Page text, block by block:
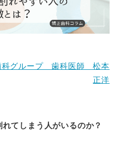
科グループ 歯科医師 松本
正洋
てしまう人がいるのか？